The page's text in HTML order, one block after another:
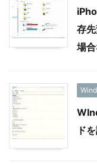
存
場合
ド